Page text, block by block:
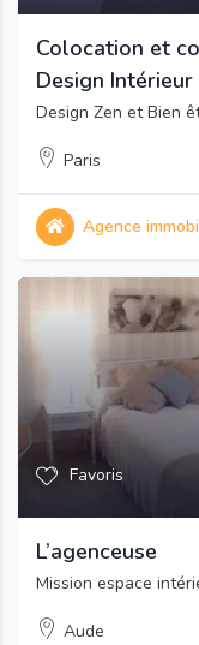
Colocation et
Design Intérieur
Design Zen et Bien
Paris
Agence
Favoris
L’agenceuse
Mission espace
Aude